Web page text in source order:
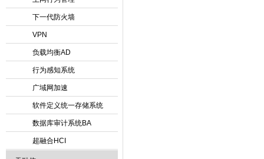
下一代防火墙
VPN
负载均衡AD
行为感知系统
广域网加速
软件定义统一存储系统
数据库审计系统BA
超融合HCI